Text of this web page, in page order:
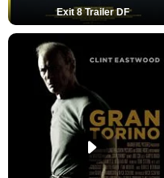
Exit 8 Trailer DF